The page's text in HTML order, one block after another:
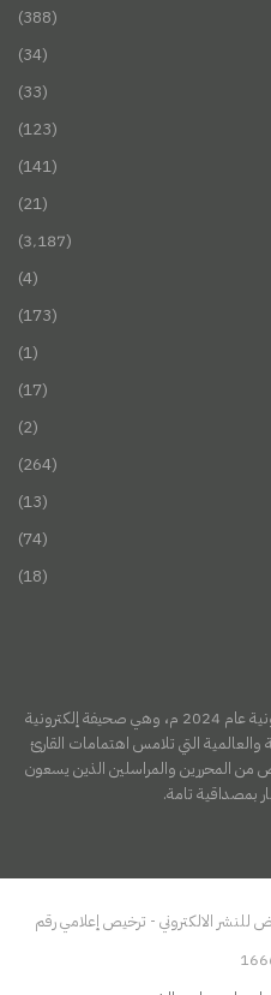
(388)
(34)
(33)
(123)
(141)
(21)
(3٬187)
(4)
(173)
(1)
(17)
(2)
(264)
(13)
(74)
(18)
تأسست صحيفة “آخر أخبار الأرض الإلكترونية عام 2024 م، وهي صحيفة إلكترونية
والعالمية التي تلامس اهتمامات القارئ
المحررين والمراسلين الذين يسعون
بمصداقية تامة.
للنشر الالكتروني - ترخيص إعلامي رقم